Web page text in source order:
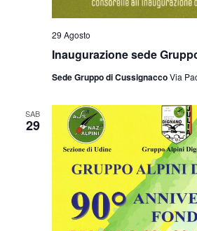
Inaugurazione sede
29 Agosto
Sede Gruppo di CussignaccoVia
SAB
29